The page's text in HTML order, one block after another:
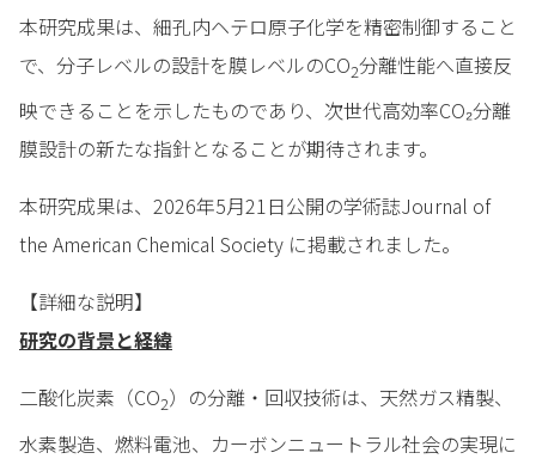
本研究成果は、細孔内ヘテロ原子化学を精密制御すること
で、分子レベルの設計を膜レベルのCO2分離性能へ直接反
映できることを示したものであり、次世代高効率CO₂分離
膜設計の新たな指針となることが期待されます。
本研究成果は、2026年5月21日公開の学術誌Journal of
the American Chemical Society に掲載されました。
【詳細な説明】
研究の背景と経緯
二酸化炭素（CO2）の分離・回収技術は、天然ガス精製、
水素製造、燃料電池、カーボンニュートラル社会の実現に